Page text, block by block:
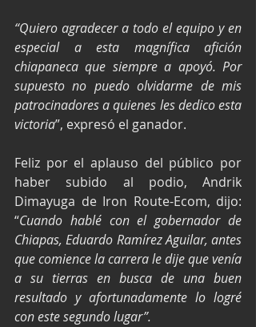
“Quiero agradecer a todo el equipo y en
especial a esta magnífica afición
chiapaneca que siempre a apoyó. Por
supuesto no puedo olvidarme de mis
patrocinadores a quienes les dedico esta
victoria”, expresó el ganador.
Feliz por el aplauso del público por
haber subido al podio, Andrik
Dimayuga de Iron Route-Ecom, dijo:
“Cuando hablé con el gobernador de
Chiapas, Eduardo Ramírez Aguilar, antes
que comience la carrera le dije que venía
a su tierras en busca de una buen
resultado y afortunadamente lo logré
con este segundo lugar”.